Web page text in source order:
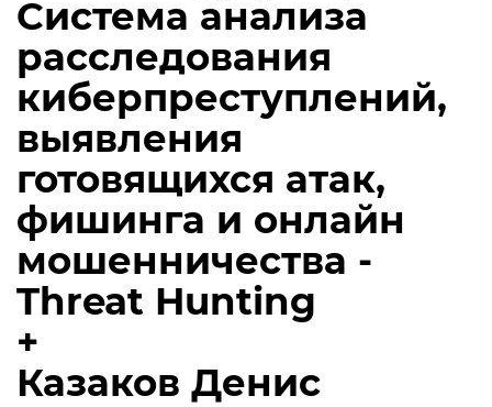
Система анализа
расследования
киберпреступлений,
выявления
готовящихся атак,
фишинга и онлайн
мошенничества -
Threat Hunting
+
Казаков Денис